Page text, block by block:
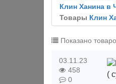
Клин Ханина в
Товары Клин
Показано
03.11.23
458
0